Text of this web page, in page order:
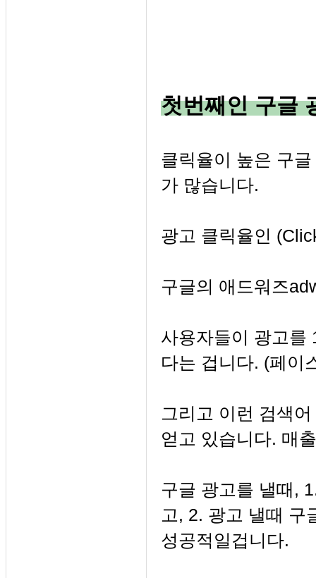
첫번째인 구글
클릭율이 높은 구
가 많습니다.
광고 클릭율인
구글의 애드워즈
사용자들이 광고를
다는 겁니다. (페이
그리고 이런 검색
얻고 있습니다. 매
구글 광고를 낼때,
고, 2. 광고 낼때 구
성공적일겁니다.